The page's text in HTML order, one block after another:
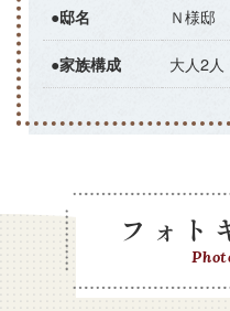
●邸名 Ｎ様邸
●家族構成 大人2人
フォト